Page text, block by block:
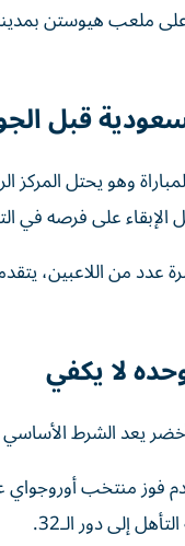
ملعب هيوستن
قبل
وهو يحتل المركز
على فرصه في
عدد من اللاعبين،
لا يكفي
يعد الشرط
فوز منتخب أوروجواي
إلى دور الـ32.